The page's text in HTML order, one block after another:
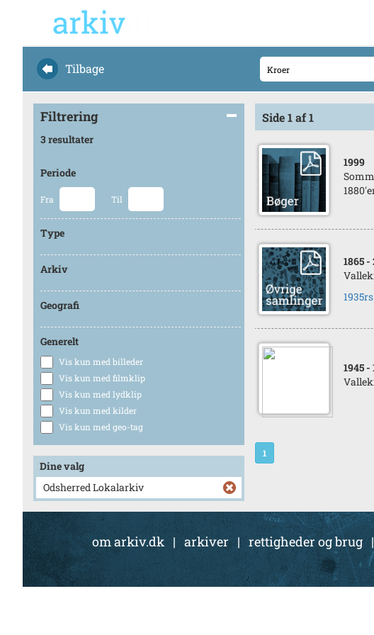
Tilbage
Filtrering
3 resultater
Periode
Fra Til
Type
Arkiv
Geografi
Generelt
Vis kun med billeder
Vis kun med filmklip
Vis kun med lydklip
Vis kun med kilder
Vis kun med geo-tag
Dine valg
Odsherred Lokalarkiv
Side 1 af 1
1999
1865 -
1935rs
1945 -
1
om arkiv.dk | arkiver| rettigheder og brug